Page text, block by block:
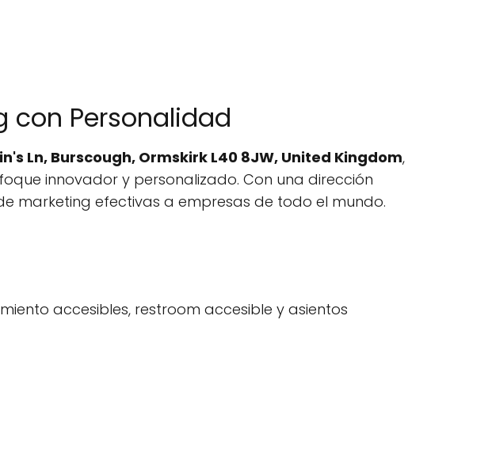
con Personalidad
Ln, Burscough, Ormskirk L40 8JW, United Kingdom,
innovador y personalizado. Con una dirección
marketing efectivas a empresas de todo el mundo.
accesibles, restroom accesible y asientos